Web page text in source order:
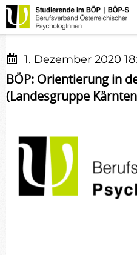
1. Dezember 2020
BÖP: Orientierung in
(Landesgruppe